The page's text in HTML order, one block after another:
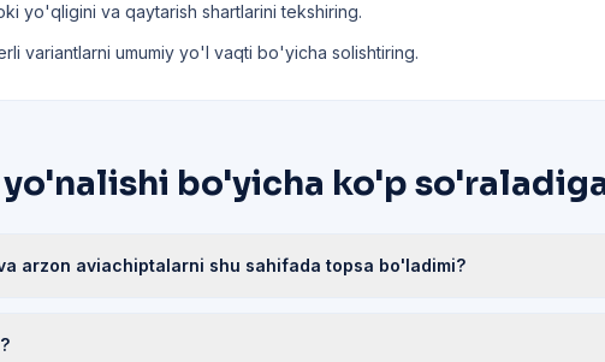
yo'qligini va qaytarish shartlarini tekshiring.
variantlarni umumiy yo'l vaqti bo'yicha solishtiring.
bo'yicha ko'p
arzon aviachiptalarni shu sahifada topsa bo'ladimi?